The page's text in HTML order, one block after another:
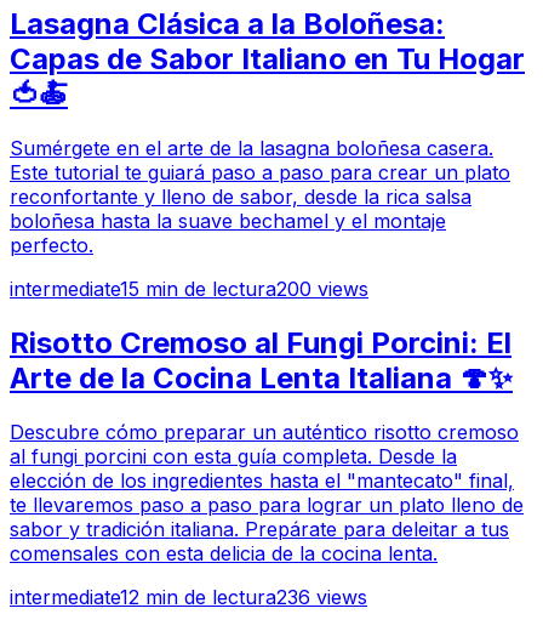
Lasagna Clásica a la Boloñesa:
Capas de Sabor Italiano en Tu Hogar
🍅🍝
Sumérgete en el arte de la lasagna boloñesa casera.
Este tutorial te guiará paso a paso para crear un plato
reconfortante y lleno de sabor, desde la rica salsa
boloñesa hasta la suave bechamel y el montaje
perfecto.
intermediate15 min de lectura200 views
Risotto Cremoso al Fungi Porcini: El
Arte de la Cocina Lenta Italiana 🍄✨
Descubre cómo preparar un auténtico risotto cremoso
al fungi porcini con esta guía completa. Desde la
elección de los ingredientes hasta el "mantecato" final,
te llevaremos paso a paso para lograr un plato lleno de
sabor y tradición italiana. Prepárate para deleitar a tus
comensales con esta delicia de la cocina lenta.
intermediate12 min de lectura236 views